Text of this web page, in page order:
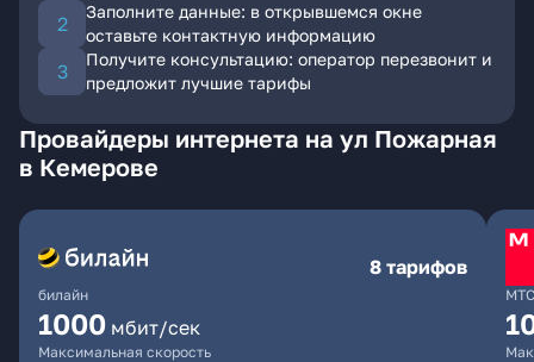
Заполните данные: в открывшемся окне
оставьте контактную информацию
Получите консультацию: оператор перезвонит и
предложит лучшие тарифы
Провайдеры интернета на ул Пожарная
в Кемерове
билайн
8 тарифов
1000 мбит/сек
Максимальная скорость
МТС